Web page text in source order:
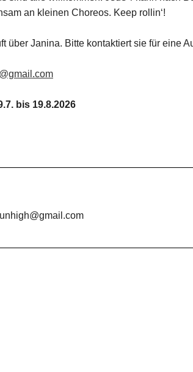
an kleinen Choreos. Keep rollin‘!
über Janina. Bitte kontaktiert sie für eine
bis 19.8.2026